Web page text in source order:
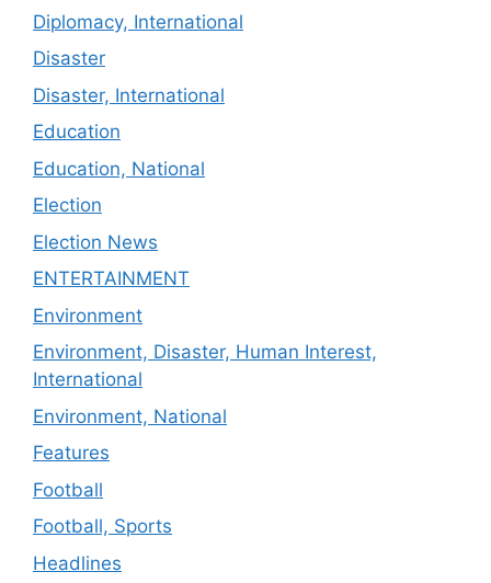
Diplomacy, International
Disaster
Disaster, International
Education
Education, National
Election
Election News
ENTERTAINMENT
Environment
Environment, Disaster, Human Interest,
International
Environment, National
Features
Football
Football, Sports
Headlines